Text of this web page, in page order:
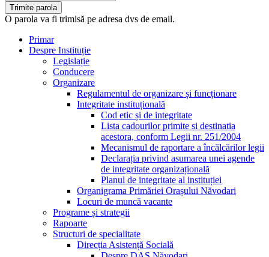
O parola va fi trimisă pe adresa dvs de email.
Primar
Despre Instituție
Legislație
Conducere
Organizare
Regulamentul de organizare și funcționare
Integritate instituțională
Cod etic și de integritate
Lista cadourilor primite si destinatia
acestora, conform Legii nr. 251/2004
Mecanismul de raportare a încălcărilor legii
Declarația privind asumarea unei agende
de integritate organizațională
Planul de integritate al instituției
Organigrama Primăriei Orașului Năvodari
Locuri de muncă vacante
Programe și strategii
Rapoarte
Structuri de specialitate
Direcția Asistență Socială